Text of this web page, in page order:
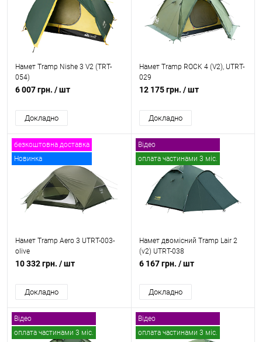
Намет Tramp Nishe 3 V2 (TRT-
054)
6 007 грн. / шт
Докладно
Намет Tramp ROCK 4 (V2), UTRT-
029
12 175 грн. / шт
Докладно
безкоштовна доставка
Новинка
Намет Tramp Aero 3 UTRT-003-
olive
10 332 грн. / шт
Докладно
Відео
оплата частинами 3 міс.
безкоштовна доставка
Намет двомісний Tramp Lair 2
(v2) UTRT-038
6 167 грн. / шт
Докладно
Відео
оплата частинами 3 міс.
Відео
оплата частинами 3 міс.